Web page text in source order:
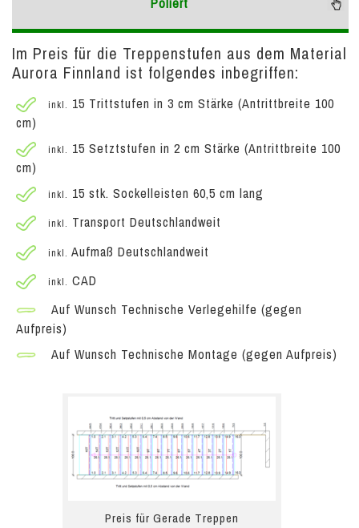
Im Preis für die Treppenstufen aus dem Material
Aurora Finnland ist folgendes inbegriffen:
inkl. 15 Trittstufen in 3 cm Stärke (Antrittbreite 100
cm)
inkl. 15 Setztstufen in 2 cm Stärke (Antrittbreite 100
cm)
inkl. 15 stk. Sockelleisten 60,5 cm lang
inkl. Transport Deutschlandweit
inkl. Aufmaß Deutschlandweit
inkl. CAD
Auf Wunsch Technische Verlegehilfe (gegen
Aufpreis)
Auf Wunsch Technische Montage (gegen Aufpreis)
Preis für Gerade Treppen